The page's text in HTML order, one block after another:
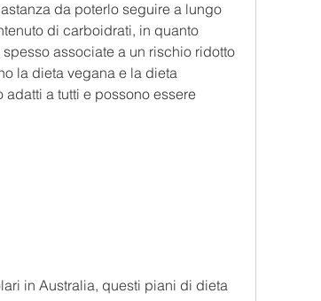
da poterlo seguire a lungo
di carboidrati, in quanto
associate a un rischio ridotto
la dieta vegana e la dieta
a tutti e possono essere
in Australia, questi piani di dieta